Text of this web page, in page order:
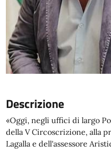
Descrizione
«Oggi, negli uffici di largo
della V Circoscrizione, alla
Lagalla e dell'assessore